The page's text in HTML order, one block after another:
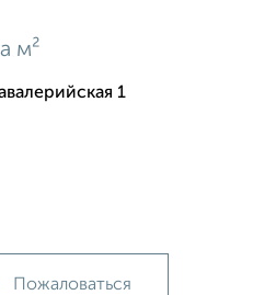
м²
1
Пожаловаться